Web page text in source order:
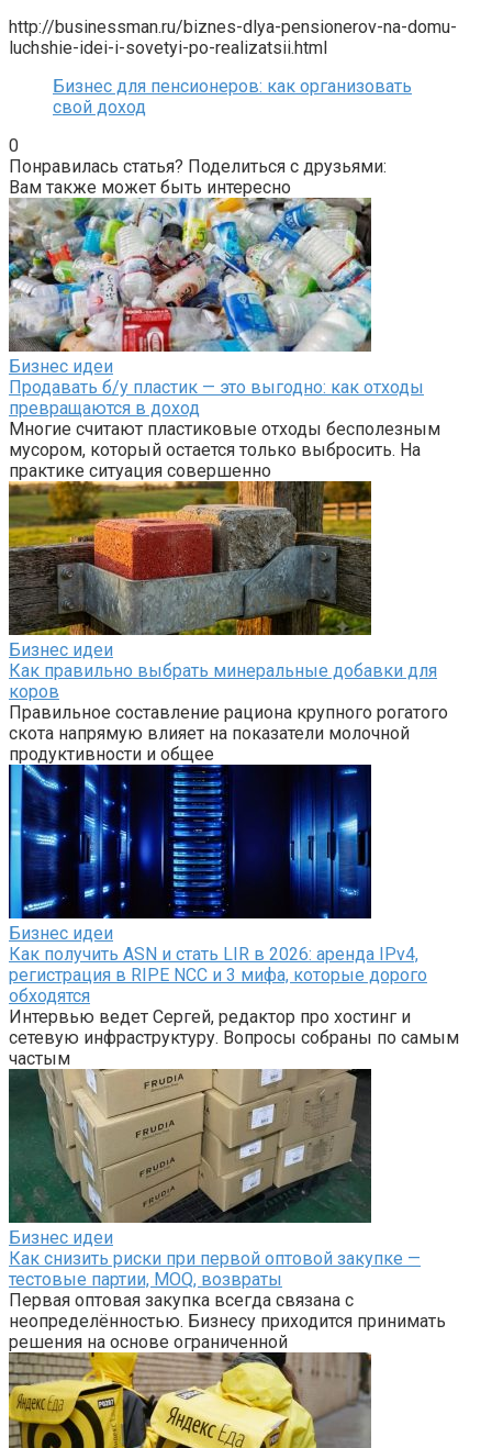
http://businessman.ru/biznes-dlya-pensionerov-na-domu-
luchshie-idei-i-sovetyi-po-realizatsii.html
Бизнес для пенсионеров: как организовать
свой доход
0
Понравилась статья? Поделиться с друзьями:
Вам также может быть интересно
Бизнес идеи
Продавать б/у пластик — это выгодно: как отходы
превращаются в доход
Многие считают пластиковые отходы бесполезным
мусором, который остается только выбросить. На
практике ситуация совершенно
Бизнес идеи
Как правильно выбрать минеральные добавки для
коров
Правильное составление рациона крупного рогатого
скота напрямую влияет на показатели молочной
продуктивности и общее
Бизнес идеи
Как получить ASN и стать LIR в 2026: аренда IPv4,
регистрация в RIPE NCC и 3 мифа, которые дорого
обходятся
Интервью ведет Сергей, редактор про хостинг и
сетевую инфраструктуру. Вопросы собраны по самым
частым
Бизнес идеи
Как снизить риски при первой оптовой закупке —
тестовые партии, MOQ, возвраты
Первая оптовая закупка всегда связана с
неопределённостью. Бизнесу приходится принимать
решения на основе ограниченной